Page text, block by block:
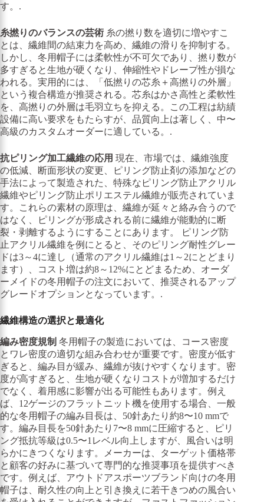
す。.
糸撚りのバランスの芸術 糸の撚り数を適切に増やすこ
とは、繊維間の結束力を高め、繊維の滑りを抑制する。
しかし、冬用帽子には柔軟性が不可欠であり、撚り数が
多すぎると生地が硬くなり、伸縮性やドレープ性が損な
われる。実用的には、「低撚りの芯糸＋高撚りの外層」
という複合構造が推奨される。芯糸はかさ高性と柔軟性
を、高撚りの外層は毛羽立ちを抑える。この工程は紡績
設備に高い要求をもたらすが、品質向上は著しく、中〜
高級のカスタムオーダーに適している。.
抗ピリング加工繊維の応用 現在、市場では、繊維強度
の低減、断面形状の変更、ピリング防止剤の添加などの
手法によって製造された、特殊なピリング防止アクリル
繊維やピリング防止ポリエステル繊維が販売されていま
す。これらの素材の原理は、繊維が延々と絡み合うので
はなく、ピリングが形成される前に繊維が能動的に断
裂・剥離するようにすることにあります。 ピリング防
止アクリル繊維を例にとると、そのピリング耐性グレー
ドは3～4に達し（通常のアクリル繊維は1～2にとどまり
ます）、コスト増は約8～12%にとどまるため、オーダ
ーメイドの冬用帽子の注文において、推奨されるアップ
グレードオプションとなっています。.
繊維構造の選択と最適化
編み密度規制 冬用帽子の製造においては、コース密度
とワレ密度の適切な組み合わせが重要です。密度が低す
ぎると、編み目が緩み、繊維が抜けやすくなります。密
度が高すぎると、生地が硬くなりコストが増加するだけ
でなく、着用感に影響が出る可能性もあります。例え
ば、12ゲージのフラットニット機を使用する場合、一般
的な冬用帽子の編み目長は、50針あたり約8〜10 mmで
す。編み目長を50針あたり7〜8 mmに圧縮すると、ピリ
ング抵抗等級は0.5〜1レベル向上しますが、風合いは明
らかにきつくなります。メーカーは、ターゲット価格帯
と顧客の好みに基づいて専門的な推奨事項を提供すべき
です。例えば、アウトドアスポーツブランド向けの冬用
帽子は、耐久性の向上と引き換えに若干きつめの風合い